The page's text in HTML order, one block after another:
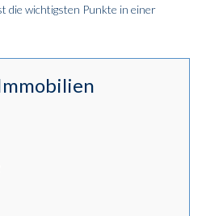
die wichtigsten Punkte in einer